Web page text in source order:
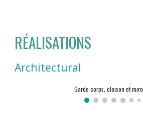
RÉALISATIONS
Architectural
Garde corps, cloison et